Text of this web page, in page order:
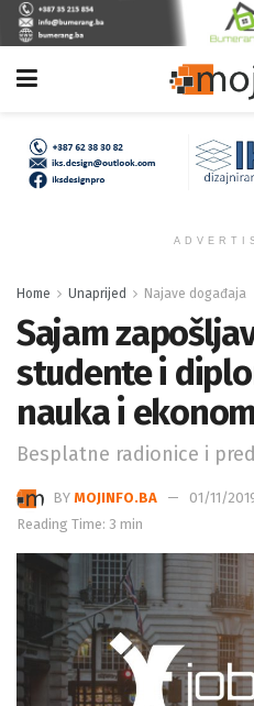
Home Unaprijed Najave događaja
Sajam
studente i
nauka i
Besplatne radionice i
BY MOJINFO.BA
01/11/
Reading Time: 3 min